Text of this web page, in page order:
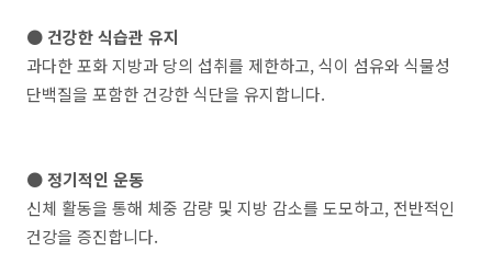
● 건강한 식습관 유지
과다한 포화 지방과 당의 섭취를 제한하고, 식이 섬유와 식물성
단백질을 포함한 건강한 식단을 유지합니다.
● 정기적인 운동
신체 활동을 통해 체중 감량 및 지방 감소를 도모하고, 전반적인
건강을 증진합니다.